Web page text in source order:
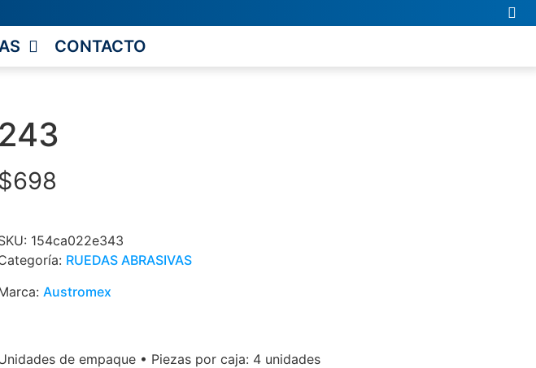
CONTACTO
243
698
154ca022e343
RUEDAS ABRASIVAS
Austromex
de empaque • Piezas por caja: 4 unidades